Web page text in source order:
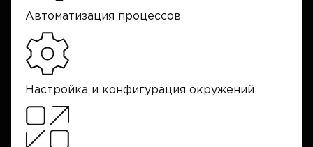
Автоматизация процессов
Настройка и конфигурация окружений